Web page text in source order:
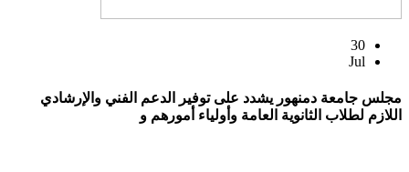
30
Jul
مجلس جامعة دمنهور يشدد على توفير الدعم الفني والإرشادي
اللازم لطلاب الثانوية العامة وأولياء أمورهم و